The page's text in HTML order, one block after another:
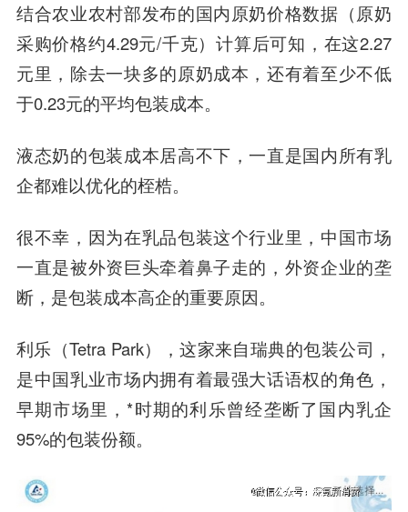
结合农业农村部发布的国内原奶价格数据（原奶
采购价格约4.29元/千克）计算后可知，在这2.27
元里，除去一块多的原奶成本，还有着至少不低
于0.23元的平均包装成本。
液态奶的包装成本居高不下，一直是国内所有乳
企都难以优化的桎梏。
很不幸，因为在乳品包装这个行业里，中国市场
一直是被外资巨头牵着鼻子走的，外资企业的垄
断，是包装成本高企的重要原因。
利乐（Tetra Park），这家来自瑞典的包装公司，
是中国乳业市场内拥有着最强大话语权的角色，
早期市场里，*时期的利乐曾经垄断了国内乳企
95%的包装份额。